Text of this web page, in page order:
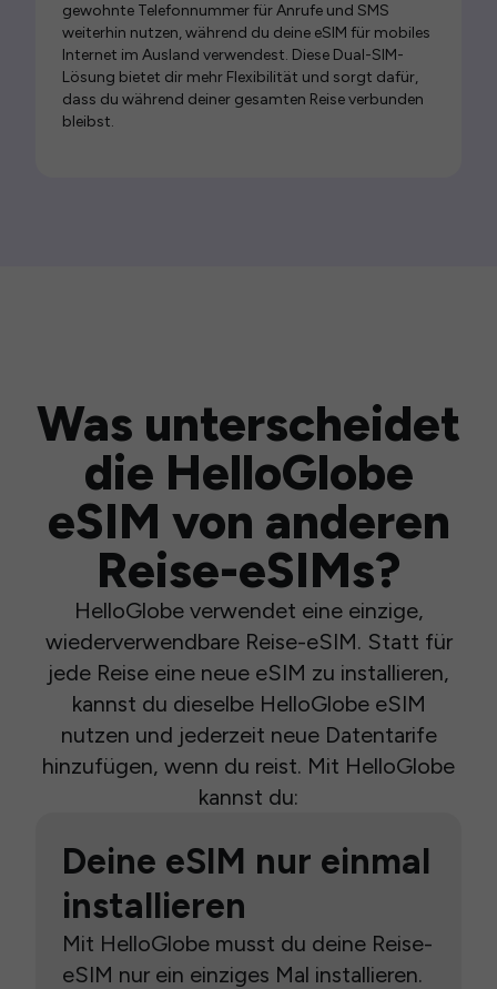
gewohnte Telefonnummer für Anrufe und SMS
weiterhin nutzen, während du deine eSIM für mobiles
Internet im Ausland verwendest. Diese Dual-SIM-
Lösung bietet dir mehr Flexibilität und sorgt dafür,
dass du während deiner gesamten Reise verbunden
bleibst.
Was unterscheidet
die HelloGlobe
eSIM von anderen
Reise-eSIMs?
HelloGlobe verwendet eine einzige,
wiederverwendbare Reise-eSIM. Statt für
jede Reise eine neue eSIM zu installieren,
kannst du dieselbe HelloGlobe eSIM
nutzen und jederzeit neue Datentarife
hinzufügen, wenn du reist. Mit HelloGlobe
kannst du:
Deine eSIM nur einmal
installieren
Mit HelloGlobe musst du deine Reise-
eSIM nur ein einziges Mal installieren.